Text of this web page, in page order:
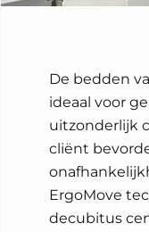
De bedden
ideaal voor
uitzonderlijk
cliënt
ErgoMove
decubitus